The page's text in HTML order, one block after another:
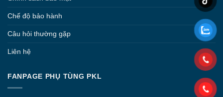
Chế độ bảo hành
Câu hỏi thường gặp
Liên hệ
FANPAGE PHỤ TÙNG PKL